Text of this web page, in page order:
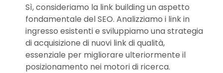
Sì, consideriamo la link building un aspetto
fondamentale del SEO. Analizziamo i link in
ingresso esistenti e sviluppiamo una strategia
di acquisizione di nuovi link di qualità,
essenziale per migliorare ulteriormente il
posizionamento nei motori di ricerca.